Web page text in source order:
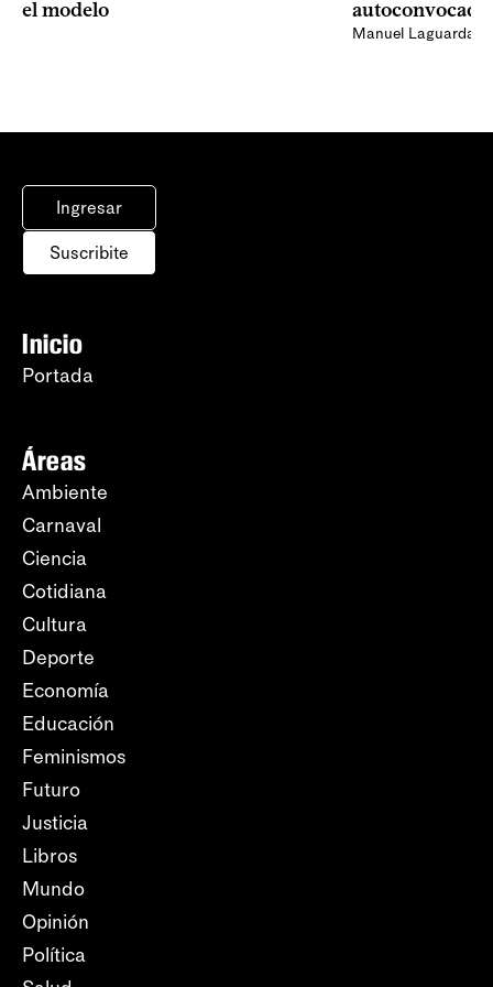
el modelo
Manuel Laguarda
Ingresar
Suscribite
Inicio
Portada
Áreas
Ambiente
Carnaval
Ciencia
Cotidiana
Cultura
Deporte
Economía
Educación
Feminismos
Futuro
Justicia
Libros
Mundo
Opinión
Política